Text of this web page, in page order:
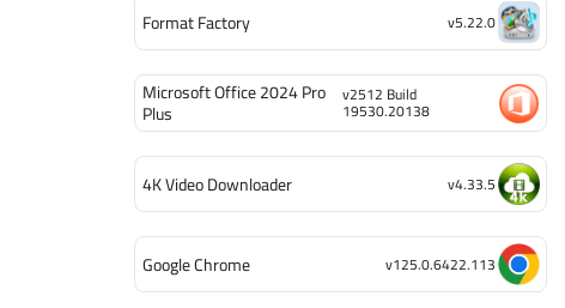
Format Factory v5.22.0
Microsoft Office 2024 Pro
Plus
v2512 Build
19530.20138
4K Video Downloader v4.33.5
Google Chrome v125.0.6422.113